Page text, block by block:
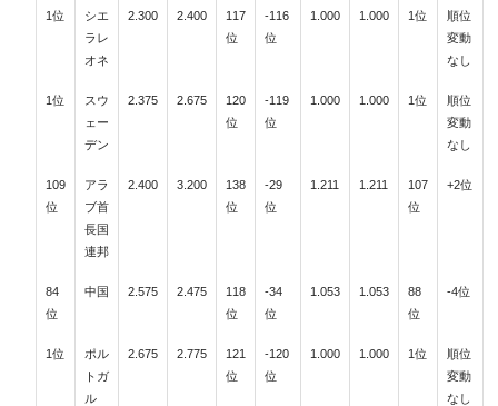
1位
シエ
ラレ
オネ
2.300 2.400
117
位
-116
位
1.000 1.000 1位
順位
変動
なし
1位
スウ
ェー
デン
2.375 2.675
120
位
-119
位
1.000 1.000 1位
順位
変動
なし
109
位
アラ
ブ首
長国
連邦
2.400 3.200
138
位
-29
位
1.211 1.211
107
位
+2位
84
位
中国 2.575 2.475
118
位
-34
位
1.053 1.053
88
位
-4位
1位
ポル
トガ
ル
2.675 2.775
121
位
-120
位
1.000 1.000 1位
順位
変動
なし